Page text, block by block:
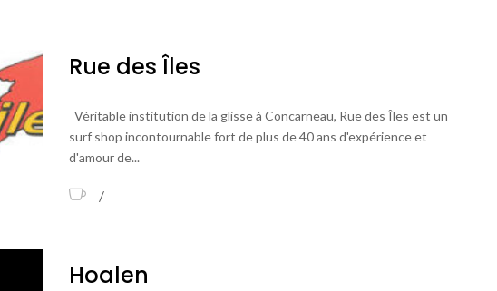
Rue des Îles
Véritable institution de la glisse à Concarneau, Rue des Îles est un
surf shop incontournable fort de plus de 40 ans d'expérience et
d'amour de...
Hoalen